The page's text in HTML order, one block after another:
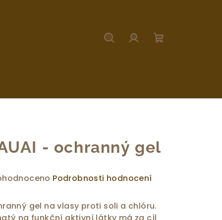
- ochranný gel
Podrobnosti hodnocení
gel na vlasy proti soli a chlóru.
na funkční aktivní látky má za cíl